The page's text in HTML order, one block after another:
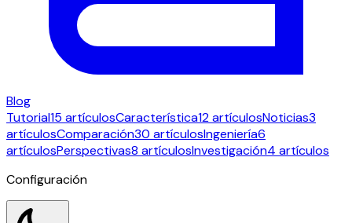
Blog
Tutorial15 artículosCaracterística12 artículosNoticias3
artículosComparación30 artículosIngeniería6
artículosPerspectivas8 artículosInvestigación4 artículos
Configuración